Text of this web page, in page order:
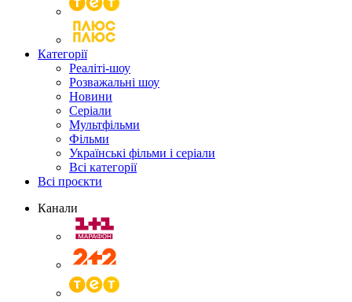
Категорії
Реаліті-шоу
Розважальні шоу
Новини
Серіали
Мультфільми
Фільми
Українські фільми і серіали
Всі категорії
Всі проєкти
Канали